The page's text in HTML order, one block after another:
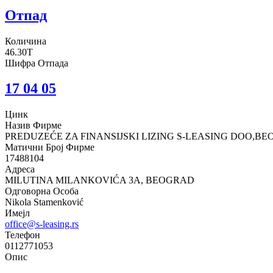
Отпад
Количина
46.30T
Шифра Отпада
17 04 05
Цинк
Назив Фирме
PREDUZEĆE ZA FINANSIJSKI LIZING S-LEASING
Матични Број Фирме
17488104
Адреса
MILUTINA MILANKOVIĆA 3A, BEOGRAD
Одговорна Особа
Nikola Stamenković
Имејл
office@s-leasing.rs
Телефон
0112771053
Опис